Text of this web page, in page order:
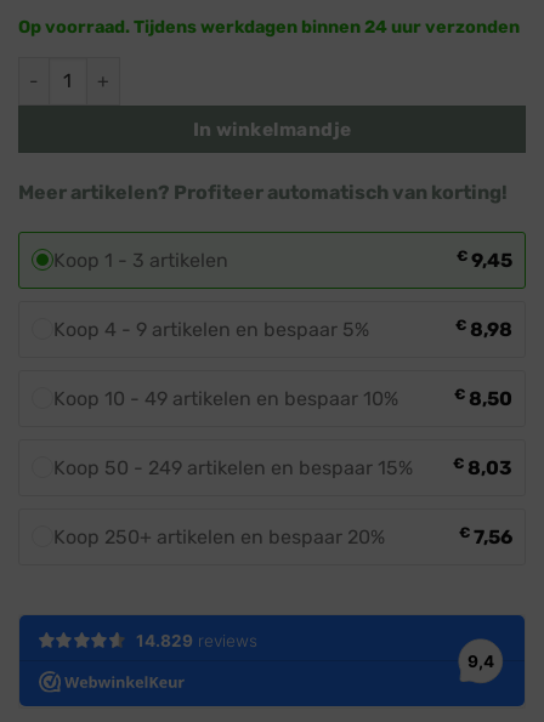
Op voorraad. Tijdens werkdagen binnen 24 uur verzonden
Verlengsnoer 3 meter · Wit snoer · Koppelbare
In winkelmandje
Meer artikelen? Profiteer automatisch van korting!
Koop 1 - 3 artikelen € 9,45
Koop 4 - 9 artikelen en bespaar 5% € 8,98
Koop 10 - 49 artikelen en bespaar 10% € 8,50
Koop 50 - 249 artikelen en bespaar 15% € 8,03
Koop 250+ artikelen en bespaar 20% € 7,56